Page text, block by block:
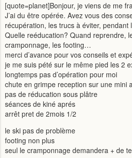
[quote=planet]Bonjour, je viens de me
J’ai du être opérée. Avez vous des
récupération, les trucs à éviter, pendant
Quelle reéducation? Quand reprendre,
cramponnage, les footing…
merci d’avance pour vos conseils et
je me suis pété sur le même pied les 2
longtemps pas d’opération pour moi
chute en grimpe reception sur une mini
pas de réducation sous plâtre
séances de kiné aprés
arrêt pret de 2mois 1/2
le ski pas de problème
footing non plus
seul le cramponnage demandera + de